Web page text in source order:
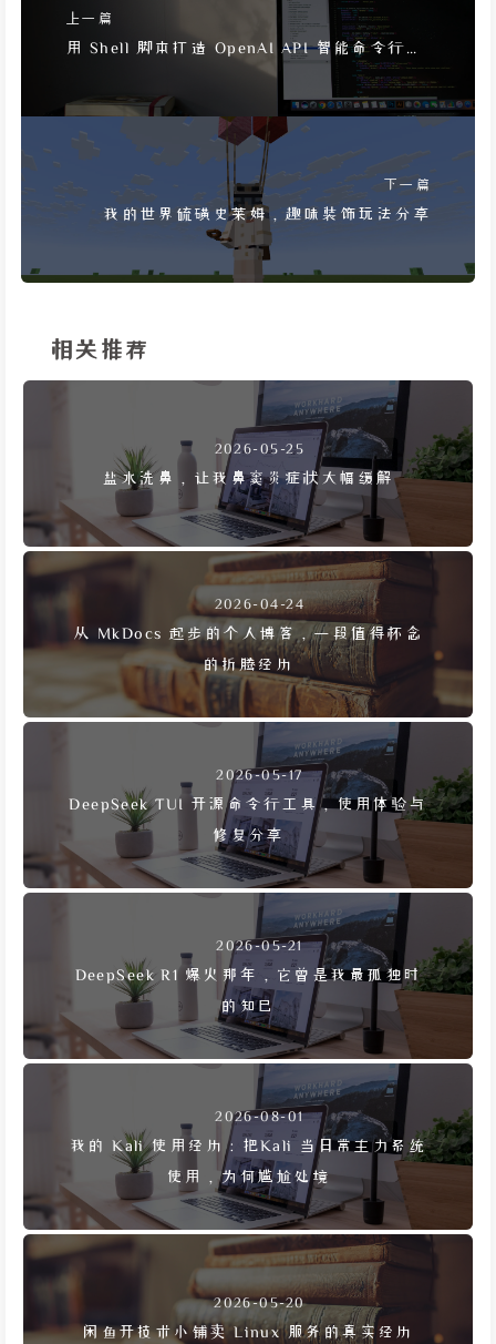
上一篇
用 Shell 脚本打造 OpenAI API 智能命令行对
下一篇
我的世界硫磺史莱姆，趣味装饰玩法分享
相关推荐
2026-05-25
盐水洗鼻，让我鼻窦炎症状大幅缓解
2026-04-24
从 MkDocs 起步的个人博客，一段值得怀念
的折腾经历
2026-05-17
DeepSeek TUI 开源命令行工具，使用体验与
修复分享
2026-05-21
DeepSeek R1 爆火那年，它曾是我最孤独时
的知己
2026-08-01
我的 Kali 使用经历：把Kali 当日常主力系统
使用，为何尴尬处境
2026-05-20
闲鱼开技术小铺卖 Linux 服务的真实经历